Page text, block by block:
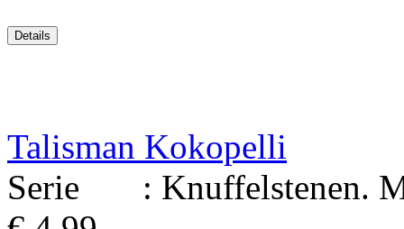
Talisman Kokopelli
Serie : Knuffelstenen.